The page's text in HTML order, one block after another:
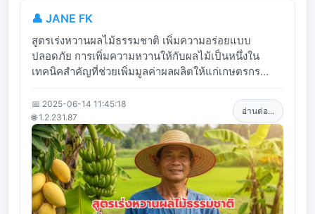
👤 JANE FK
สูตรเร่งหวานผลไม้ธรรมชาติ เพิ่มความอร่อยแบบ
ปลอดภัย การเพิ่มความหวานให้กับผลไม้เป็นหนึ่งใน
เทคนิคสำคัญที่ช่วยเพิ่มมูลค่าผลผลิตให้แก่เกษตรกร...
📅 2025-06-14 11:45:18
🌐 1.2.231.87
อ่านต่อ...